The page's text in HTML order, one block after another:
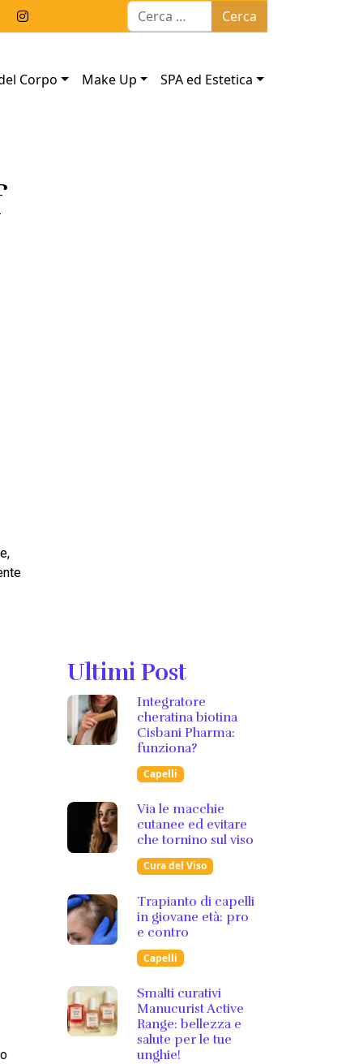
Ricerca per:
Corpo Make Up SPA ed Estetica
Ultimi Post
Integratore
cheratina biotina
Cisbani Pharma:
funziona?
Capelli
Via le macchie
cutanee ed evitare
che tornino sul viso
Cura del Viso
Trapianto di capelli
in giovane età: pro
e contro
Capelli
Smalti curativi
Manucurist Active
Range: bellezza e
salute per le tue
unghie!